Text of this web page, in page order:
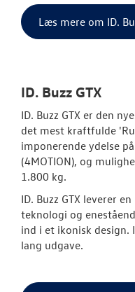
Læs mere om ID.
ID. Buzz GTX
ID. Buzz GTX er den
det mest kraftfulde
imponerende ydelse
(4MOTION), og
1.800 kg.
ID. Buzz GTX leverer
teknologi og
ind i et ikonisk design.
lang udgave.